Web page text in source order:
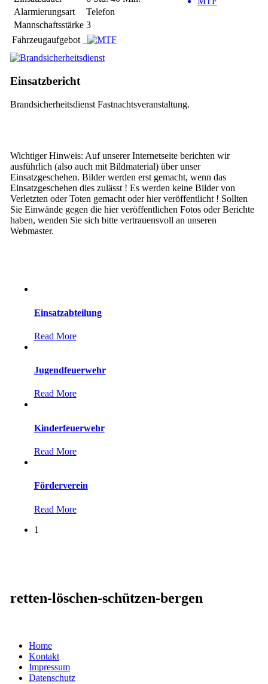
Alarmierungsart
Telefon
Mannschaftsstärke 3
Fahrzeugaufgebot
Einsatzbericht
Brandsicherheitsdienst Fastnachtsveranstaltung.
Wichtiger Hinweis: Auf unserer Internetseite berichten wir
ausführlich (also auch mit Bildmaterial) über unser
Einsatzgeschehen. Bilder werden erst gemacht, wenn das
Einsatzgeschehen dies zulässt ! Es werden keine Bilder von
Verletzten oder Toten gemacht oder hier veröffentlicht ! Sollten
Sie Einwände gegen die hier veröffentlichen Fotos oder Berichte
haben, wenden Sie sich bitte vertrauensvoll an unseren
Webmaster.
Einsatzabteilung
Read More
Jugendfeuerwehr
Read More
Kinderfeuerwehr
Read More
Förderverein
Read More
1
retten-löschen-schützen-bergen
Home
Kontakt
Impressum
Datenschutz